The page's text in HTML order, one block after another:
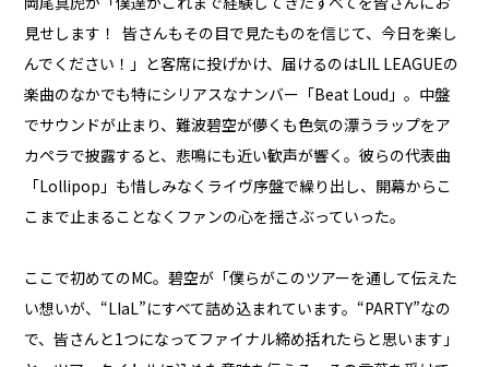
見せします！ 皆さんもその目で見たものを信じて、今日を楽し
んでください！」と客席に投げかけ、届けるのはLIL LEAGUEの
楽曲のなかでも特にシリアスなナンバー「Beat Loud」。中盤
でサウンドが止まり、難波碧空が儚くも色気の漂うラップをア
カペラで披露すると、悲鳴にも近い歓声が響く。彼らの代表曲
「Lollipop」も惜しみなくライヴ序盤で繰り出し、開幕からこ
こまで止まることなくファンの心を揺さぶっていった。
ここで初めてのMC。碧空が「僕らがこのツアーを通して伝えた
い想いが、“LIaL”にすべて詰め込まれています。“PARTY”なの
で、皆さんと1つになってファイナル締め括れたらと思います」